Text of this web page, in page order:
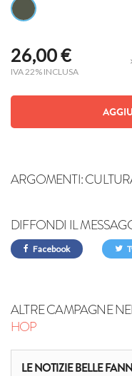
26,00€
IVA 22% INCLUSA
ARGOMENTI:
DIFFONDI IL
Facebook
ALTRE CAMPAGNE
HOP
LE NOTIZIE BELLE